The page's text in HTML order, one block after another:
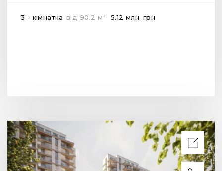
3 - кімнатна від 90.2 м 2 5.12 млн. грн